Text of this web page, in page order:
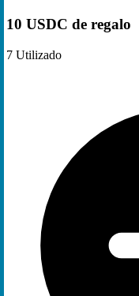
10 USDC de regalo
7 Utilizado